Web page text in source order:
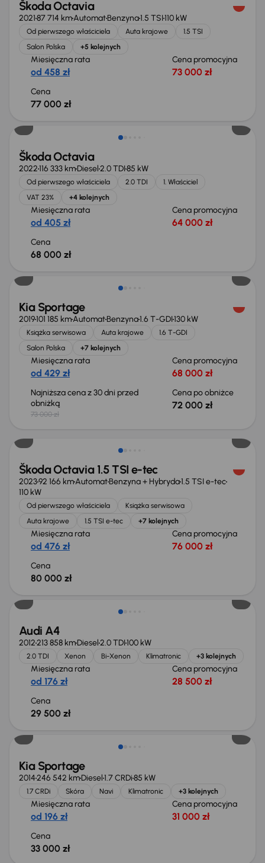
Škoda Octavia
202187 714 kmAutomatBenzyna1.5 TSI110 kW
Od pierwszego właściciela Auta krajowe
1.5 TSI
Salon Polska
+5 kolejnych
Miesięczna rata
od 458 zł
Cena promocyjna
73 000 zł
Cena
77 000 zł
Škoda Octavia
2022116 333 kmDiesel2.0 TDI85 kW
Od pierwszego właściciela 2.0 TDI
1. Właściciel
VAT 23%
+4 kolejnych
Miesięczna rata
od 405 zł
Cena promocyjna
64 000 zł
Cena
68 000 zł
Taniej o 1 000 zł
Kia Sportage
2019101 185 kmAutomatBenzyna1.6 T-GDI130 kW
Książka serwisowa Auta krajowe
1.6 T-GDI
Salon Polska
+7 kolejnych
Miesięczna rata
od 429 zł
Cena promocyjna
68 000 zł
Najniższa cena z 30 dni przed
obniżką
73 000 zł
Cena po obniżce
72 000 zł
Škoda Octavia 1.5 TSI e-tec
202392 166 kmAutomatBenzyna + Hybryda1.5 TSI e-tec
110 kW
Od pierwszego właściciela
Książka serwisowa
Auta krajowe
1.5 TSI e-tec +7 kolejnych
Miesięczna rata
od 476 zł
Cena promocyjna
76 000 zł
Cena
80 000 zł
Audi A4
2012213 858 kmDiesel2.0 TDI100 kW
2.0 TDI Xenon Bi-Xenon Klimatronic +3 kolejnych
Miesięczna rata
od 176 zł
Cena promocyjna
28 500 zł
Cena
29 500 zł
Kia Sportage
2014246 542 kmDiesel1.7 CRDi85 kW
1.7 CRDi Skóra Navi Klimatronic +3 kolejnych
Miesięczna rata
od 196 zł
Cena promocyjna
31 000 zł
Cena
33 000 zł